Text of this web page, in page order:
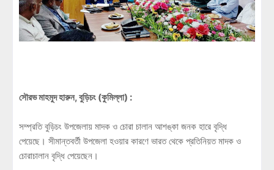
সৌরভ মাহমুদ হারুন, বুড়িচং (কুমিল্লা) :
সম্প্রতি বুড়িচং উপজেলায় মাদক ও চোরা চালান আশঙ্কা জনক হারে বৃদ্ধি
পেয়েছে। সীমান্তবর্তী উপজেলা হওয়ার কারণে ভারত থেকে প্রতিনিয়ত মাদক ও
চোরাচালান বৃদ্ধি পেয়েছেন।